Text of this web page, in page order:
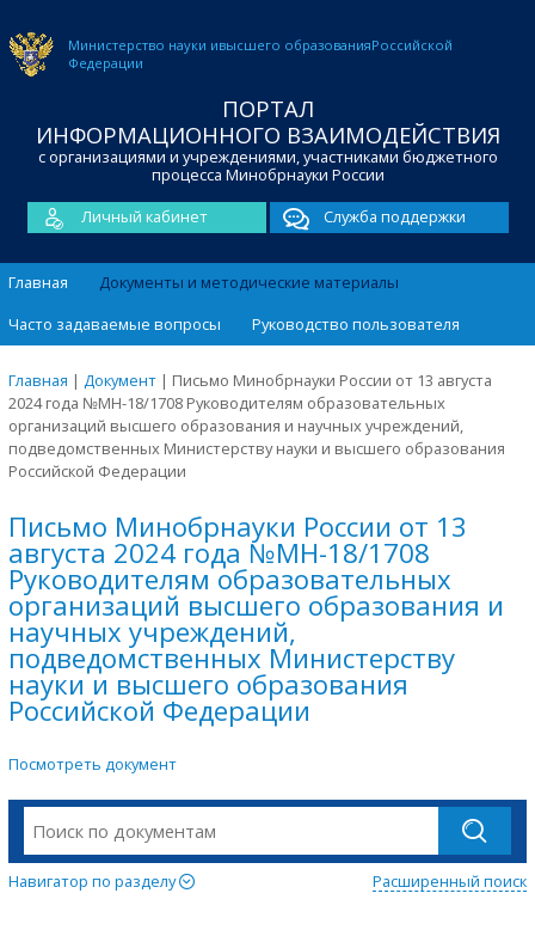
Министерство науки ивысшего образованияРоссийской
Федерации
ПОРТАЛ
ИНФОРМАЦИОННОГО ВЗАИМОДЕЙСТВИЯ
с организациями и учреждениями, участниками бюджетного
процесса Минобрнауки России
Личный кабинет
Служба поддержки
Главная
Документы и методические материалы
Часто задаваемые вопросы
Руководство пользователя
Главная | Документ | Письмо Минобрнауки России от 13 августа
2024 года №МН-18/1708 Руководителям образовательных
организаций высшего образования и научных учреждений,
подведомственных Министерству науки и высшего образования
Российской Федерации
Письмо Минобрнауки России от 13
августа 2024 года №МН-18/1708
Руководителям образовательных
организаций высшего образования и
научных учреждений,
подведомственных Министерству
науки и высшего образования
Российской Федерации
Посмотреть документ
Навигатор по разделу Расширенный поиск